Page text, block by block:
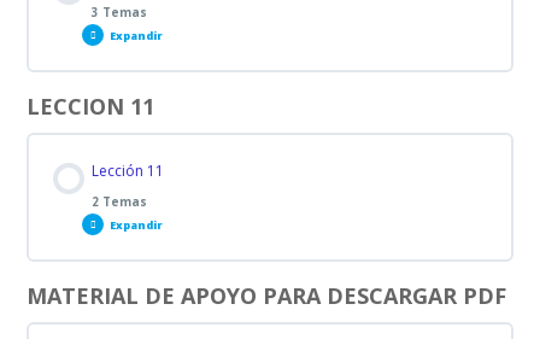
Lección 9 PARTE A
Lección 9 PARTE B
Lección 9 PARTE C
3 Temas
Expandir
Contenido de la Lección
0% COMPLETADO 0/3 pasos
Lección 10 PARTE A
Lección 10 PARTE B
LECCION 11
Lección 11
2 Temas
Expandir
Contenido de la Lección
0% COMPLETADO 0/2 pasos
MATERIAL DE APOYO PARA DESCARGAR PDF